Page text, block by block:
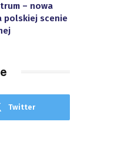
– nowa
polskiej scenie
Twitter